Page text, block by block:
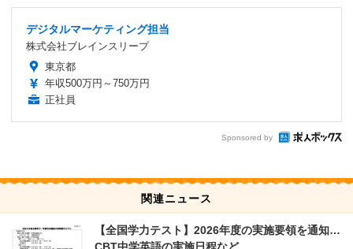
デジタルマーケティング担当
株式会社ブレインスリープ
東京都
年収500万円～750万円
正社員
Sponsored by
関連ニュース
【全国学力テスト】2026年度の実施要領を通知…